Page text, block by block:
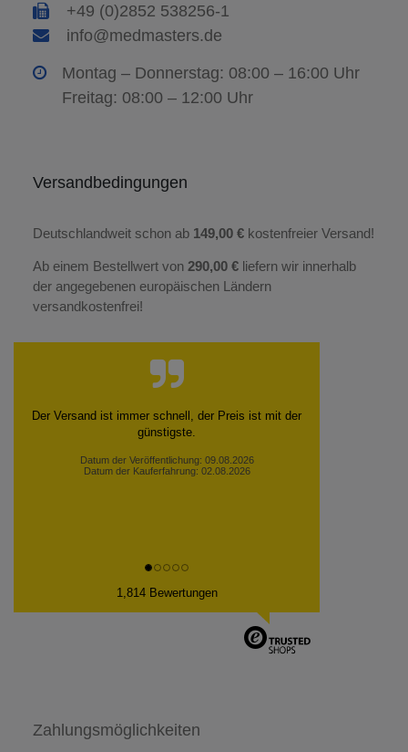
+49 (0)2852 538256-1
info@medmasters.de
Montag – Donnerstag: 08:00 – 16:00 Uhr
Freitag: 08:00 – 12:00 Uhr
Versandbedingungen
Deutschlandweit schon ab 149,00 € kostenfreier Versand!
Ab einem Bestellwert von 290,00 € liefern wir innerhalb
der angegebenen europäischen Ländern
versandkostenfrei!
Der Versand ist immer schnell, der Preis ist mit der
günstigste.
Datum der Veröffentlichung: 09.08.2026
Datum der Kauferfahrung: 02.08.2026
1,814 Bewertungen
Zahlungsmöglichkeiten